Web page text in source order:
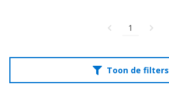
1
Toon de filters